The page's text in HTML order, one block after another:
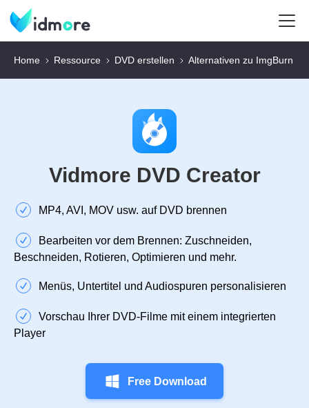
Home Ressource DVD erstellen Alternativen zu ImgBurn
Vidmore DVD Creator
MP4, AVI, MOV usw. auf DVD brennen
Bearbeiten vor dem Brennen: Zuschneiden,
Beschneiden, Rotieren, Optimieren und mehr.
Menüs, Untertitel und Audiospuren personalisieren
Vorschau Ihrer DVD-Filme mit einem integrierten
Player
Free Download